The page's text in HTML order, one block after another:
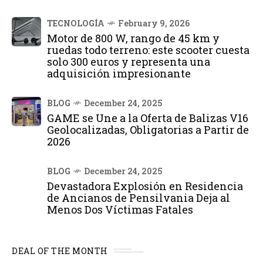
TECNOLOGÍA February 9, 2026
Motor de 800 W, rango de 45 km y
ruedas todo terreno: este scooter cuesta
solo 300 euros y representa una
adquisición impresionante
BLOG December 24, 2025
GAME se Une a la Oferta de Balizas V16
Geolocalizadas, Obligatorias a Partir de
2026
BLOG December 24, 2025
Devastadora Explosión en Residencia
de Ancianos de Pensilvania Deja al
Menos Dos Víctimas Fatales
DEAL OF THE MONTH